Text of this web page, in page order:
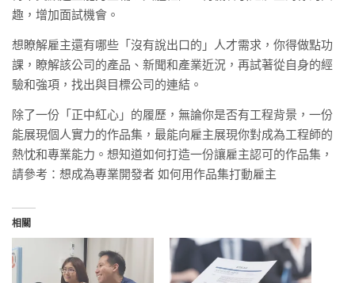
趣，增加面試機會。
想瞭解雇主還有哪些「沒有說出口的」人才需求，你得做點功
課，瞭解該公司的產品、新聞和產業近況，再試著從自身的經
驗和強項，找出與目標公司的連結。
除了一份「正中紅心」的履歷，無論你是否有工程背景，一份
能展現個人實力的作品集，最能向雇主展現你對成為工程師的
熱忱和專業能力。想知道如何打造一份讓雇主認可的作品集，
請參考：想成為專業開發者 如何用作品集打動雇主
相關